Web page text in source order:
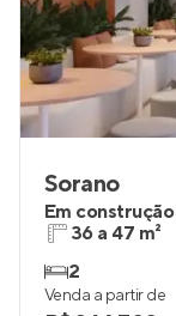
Sorano
Em construção
36 a 47 m²
2
Venda a partir de